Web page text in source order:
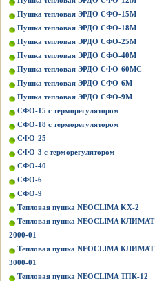
Пушка тепловая ЭРДО СФО-15М
Пушка тепловая ЭРДО СФО-18М
Пушка тепловая ЭРДО СФО-25М
Пушка тепловая ЭРДО СФО-40М
Пушка тепловая ЭРДО СФО-60МС
Пушка тепловая ЭРДО СФО-6М
Пушка тепловая ЭРДО СФО-9М
СФО-15 с терморегулятором
СФО-18 с терморегулятором
СФО-25
СФО-3 с терморегулятором
СФО-40
СФО-6
СФО-9
Тепловая пушка NEOCLIMA KХ-2
Тепловая пушка NEOCLIMA КЛИМАТ
2000-01
Тепловая пушка NEOCLIMA КЛИМАТ
3000-01
Тепловая пушка NEOCLIMA ТПК-12